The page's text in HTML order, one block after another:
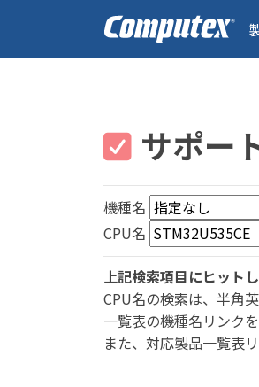
サポー
機種名
CPU名
上記検索項目にヒット
CPU名の検索は、半角
一覧表の機種名リンク
また、対応製品一覧表